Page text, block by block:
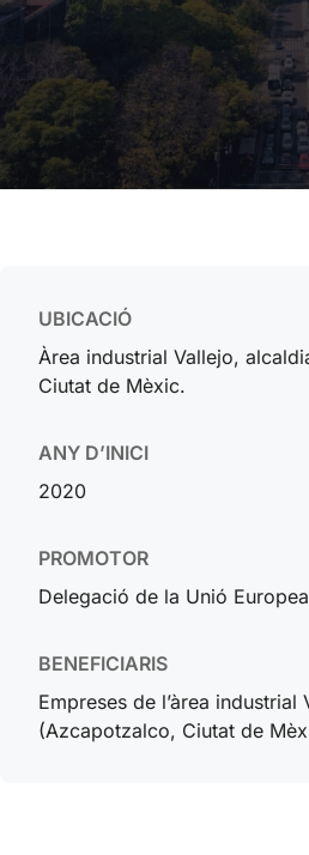
UBICACIÓ
Àrea industrial Vallejo,
Ciutat de Mèxic.
ANY D’INICI
2020
PROMOTOR
Delegació de la Unió
BENEFICIARIS
Empreses de l’àrea industrial
(Azcapotzalco, Ciutat de